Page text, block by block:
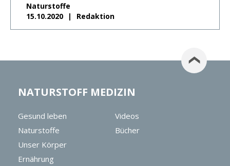
Naturstoffe
15.10.2020
Redaktion
NATURSTOFF MEDIZIN
Gesund leben
Naturstoffe
Unser Körper
Ernährung
Videos
Bücher